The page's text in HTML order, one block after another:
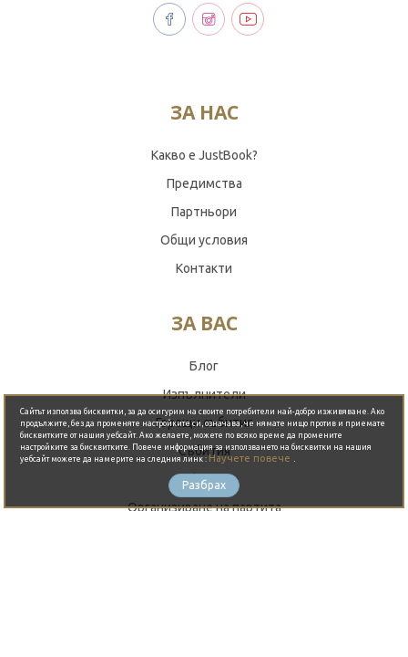
Обади се сега
ЗА НАС
Какво е JustBook?
Предимства
Партньори
Общи условия
Контакти
ЗА ВАС
Блог
Изпълнители
Горещи събития
Събития
Оферти
Организиране на партита
Сайтът използва бисквитки, за да осигурим на своите потребители най-добро изживяване. Ако
продължите, без да променяте настройките си, означава, че нямате нищо против и приемате
бисквитките от нашия уебсайт. Ако желаете, можете по всяко време да промените
настройките за бисквитките. Повече информация за използването на бисквитки на нашия
уебсайт можете да намерите на следния линк : Научете повече
Разбрах